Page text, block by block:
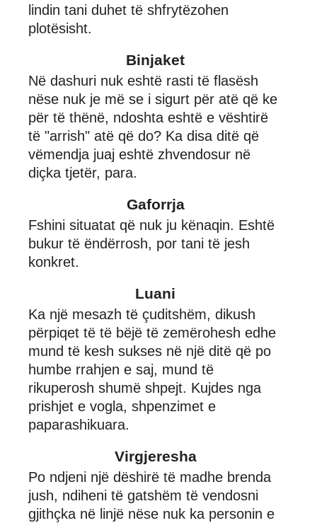
lindin tani duhet të shfrytëzohen
plotësisht.
Binjaket
Në dashuri nuk eshtë rasti të flasësh
nëse nuk je më se i sigurt për atë që ke
për të thënë, ndoshta eshtë e vështirë
të "arrish" atë që do? Ka disa ditë që
vëmendja juaj eshtë zhvendosur në
diçka tjetër, para.
Gaforrja
Fshini situatat që nuk ju kënaqin. Eshtë
bukur të ëndërrosh, por tani të jesh
konkret.
Luani
Ka një mesazh të çuditshëm, dikush
përpiqet të të bëjë të zemërohesh edhe
mund të kesh sukses në një ditë që po
humbe rrahjen e saj, mund të
rikuperosh shumë shpejt. Kujdes nga
prishjet e vogla, shpenzimet e
paparashikuara.
Virgjeresha
Po ndjeni një dëshirë të madhe brenda
jush, ndiheni të gatshëm të vendosni
gjithçka në linjë nëse nuk ka personin e